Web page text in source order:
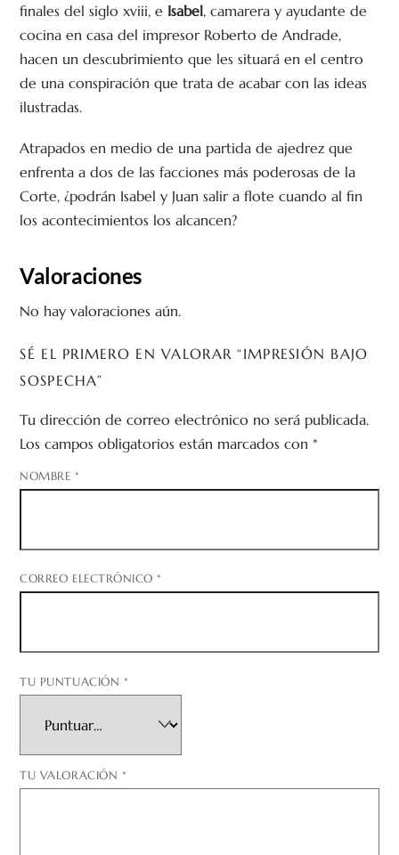
finales del siglo xviii, e Isabel, camarera y ayudante de
cocina en casa del impresor Roberto de Andrade,
hacen un descubrimiento que les situará en el centro
de una conspiración que trata de acabar con las ideas
ilustradas.
Atrapados en medio de una partida de ajedrez que
enfrenta a dos de las facciones más poderosas de la
Corte, ¿podrán Isabel y Juan salir a flote cuando al fin
los acontecimientos los alcancen?
Valoraciones
No hay valoraciones aún.
SÉ EL PRIMERO EN VALORAR “IMPRESIÓN BAJO
SOSPECHA”
Tu dirección de correo electrónico no será publicada.
Los campos obligatorios están marcados con*
NOMBRE *
CORREO ELECTRÓNICO*
TU PUNTUACIÓN *
TU VALORACIÓN *